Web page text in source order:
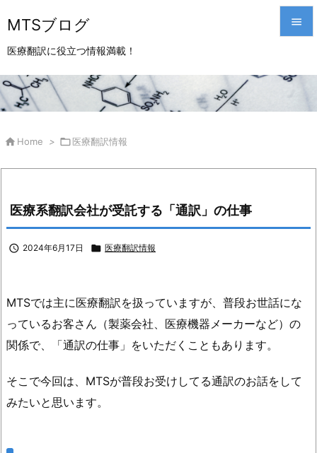
MTSブログ
医療翻訳に役立つ情報満載！


 Home > 医療翻訳情報
医療系翻訳会社が受託する「通訳」の仕事
 2024年6月17日  医療翻訳情報
MTSでは主に医療翻訳を扱っていますが、普段お世話にな
っているお客さん（製薬会社、医療機器メーカーなど）の
関係で、「通訳の仕事」をいただくこともあります。
そこで今回は、MTSが普段お受けしてる通訳のお話をして
みたいと思います。